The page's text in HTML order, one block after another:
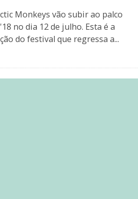
Monkeys vão subir ao palco
no dia 12 de julho. Esta é a
do festival que regressa a...